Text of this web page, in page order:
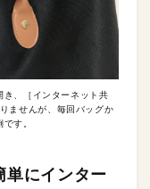
、［インターネット共
ませんが、毎回バッグか
す。
にインター